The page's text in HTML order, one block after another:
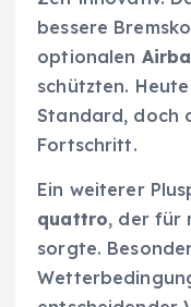
bessere
optionalen
schützten.
Standard, doch
Fortschritt.
Ein weiterer
quattro, der für
sorgte.